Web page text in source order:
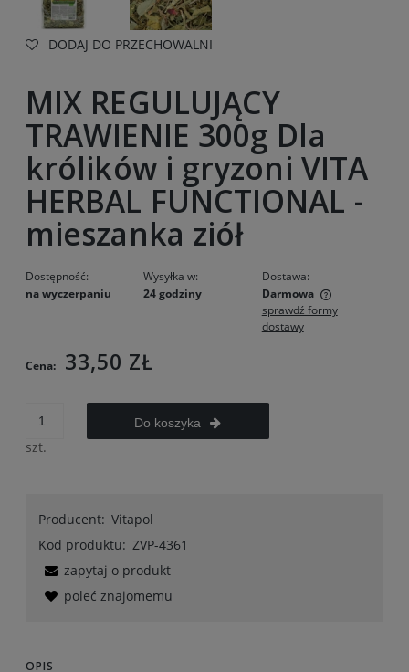
DODAJ DO PRZECHOWALNI
MIX REGULUJĄCY
TRAWIENIE 300g Dla
królików i gryzoni VITA
HERBAL FUNCTIONAL -
mieszanka ziół
Dostępność:
na wyczerpaniu
Wysyłka w:
24 godziny
Dostawa:
Darmowa
Cena nie zawiera ewentualnych kosztów płatności
sprawdź formy
dostawy
Cena: 33,50 ZŁ
szt.
Do koszyka
Producent: Vitapol
Kod produktu: ZVP-4361
zapytaj o produkt
poleć znajomemu
OPIS